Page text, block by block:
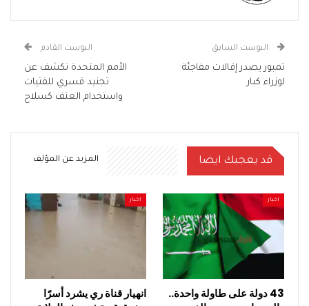
البوست السابق
تمبور يصدر إقالات مفاجئة
لوزراء كبار
البوست القادم
الأمم المتحدة تكشف عن
تجنيد قسري للفتيات
واستخدام العنف كسلاح
قد يعجبك ايضا المزيد عن المؤلف
اخبار
43 دولة على طاولة واحدة..
اخبار
انهيار قناة ري يشرد أسرًا